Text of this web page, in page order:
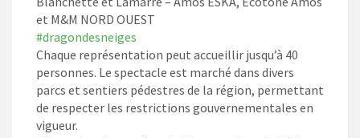
et M&M NORD OUEST
#dragondesneiges
Chaque représentation peut accueillir jusqu’à 40
personnes. Le spectacle est marché dans divers
parcs et sentiers pédestres de la région, permettant
de respecter les restrictions gouvernementales en
vigueur.